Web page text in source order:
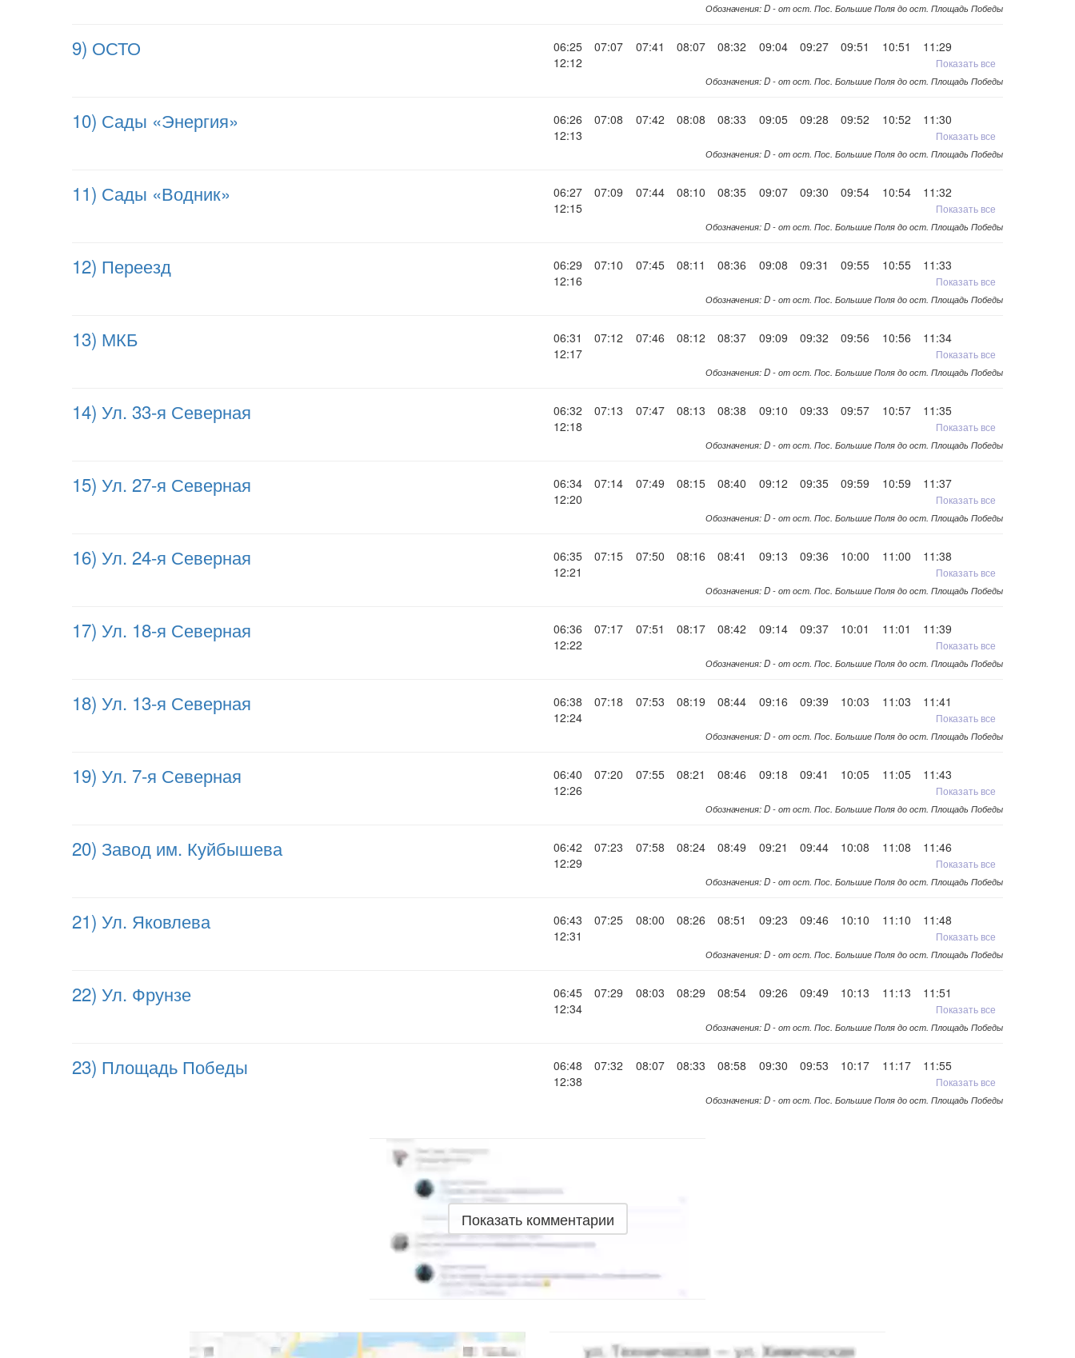
Обозначения: D - от ост. Пос. Большие Поля до ост. Площадь Победы
9) ОСТО 06:25 07:07 07:41 08:07 08:32 09:04 09:27 09:51 10:51
11:29
12:12
Показать все
Обозначения: D - от ост. Пос. Большие Поля до ост. Площадь Победы
10) Сады «Энергия» 06:26 07:08 07:42 08:08 08:33 09:05 09:28 09:52 10:52
11:30
12:13
Показать все
Обозначения: D - от ост. Пос. Большие Поля до ост. Площадь Победы
11) Сады «Водник» 06:27 07:09 07:44 08:10 08:35 09:07 09:30 09:54 10:54
11:32
12:15
Показать все
Обозначения: D - от ост. Пос. Большие Поля до ост. Площадь Победы
12) Переезд 06:29 07:10 07:45 08:11 08:36 09:08 09:31 09:55 10:55
11:33
12:16
Показать все
Обозначения: D - от ост. Пос. Большие Поля до ост. Площадь Победы
13) МКБ 06:31 07:12 07:46 08:12 08:37 09:09 09:32 09:56 10:56
11:34
12:17
Показать все
Обозначения: D - от ост. Пос. Большие Поля до ост. Площадь Победы
14) Ул. 33-я Северная 06:32 07:13 07:47 08:13 08:38 09:10 09:33 09:57 10:57
11:35
12:18
Показать все
Обозначения: D - от ост. Пос. Большие Поля до ост. Площадь Победы
15) Ул. 27-я Северная 06:34 07:14 07:49 08:15 08:40 09:12 09:35 09:59 10:59
11:37
12:20
Показать все
Обозначения: D - от ост. Пос. Большие Поля до ост. Площадь Победы
16) Ул. 24-я Северная 06:35 07:15 07:50 08:16 08:41 09:13 09:36 10:00 11:00
11:38
12:21
Показать все
Обозначения: D - от ост. Пос. Большие Поля до ост. Площадь Победы
17) Ул. 18-я Северная 06:36 07:17 07:51 08:17 08:42 09:14 09:37 10:01 11:01
11:39
12:22
Показать все
Обозначения: D - от ост. Пос. Большие Поля до ост. Площадь Победы
18) Ул. 13-я Северная 06:38 07:18 07:53 08:19 08:44 09:16 09:39 10:03 11:03
11:41
12:24
Показать все
Обозначения: D - от ост. Пос. Большие Поля до ост. Площадь Победы
19) Ул. 7-я Северная 06:40 07:20 07:55 08:21 08:46 09:18 09:41 10:05 11:05
11:43
12:26
Показать все
Обозначения: D - от ост. Пос. Большие Поля до ост. Площадь Победы
20) Завод им. Куйбышева 06:42 07:23 07:58 08:24 08:49 09:21 09:44 10:08 11:08
11:46
12:29
Показать все
Обозначения: D - от ост. Пос. Большие Поля до ост. Площадь Победы
21) Ул. Яковлева 06:43 07:25 08:00 08:26 08:51 09:23 09:46 10:10 11:10
11:48
12:31
Показать все
Обозначения: D - от ост. Пос. Большие Поля до ост. Площадь Победы
22) Ул. Фрунзе 06:45 07:29 08:03 08:29 08:54 09:26 09:49 10:13 11:13
11:51
12:34
Показать все
Обозначения: D - от ост. Пос. Большие Поля до ост. Площадь Победы
23) Площадь Победы 06:48 07:32 08:07 08:33 08:58 09:30 09:53 10:17 11:17
11:55
12:38
Показать все
Обозначения: D - от ост. Пос. Большие Поля до ост. Площадь Победы
Показать комментарии